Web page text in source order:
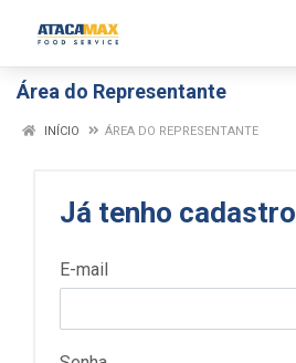
Área do Representante
INÍCIO ÁREA DO REPRESENTANTE
Já tenho cadastro
E-mail